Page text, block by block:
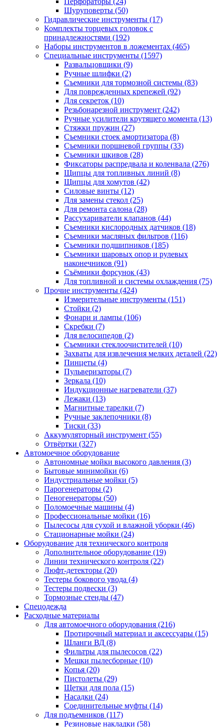
Шуруповерты (50)
Гидравлические инструменты (17)
Комплекты торцевых головок с
принадлежностями (192)
Наборы инструментов в ложементах (465)
Специальные инструменты (1597)
Развальцовщики (9)
Ручные шлифки (2)
Съемники для тормозной системы (83)
Для поврежденных крепежей (92)
Для секреток (10)
Резьбонарезной инструмент (242)
Ручные усилители крутящего момента (13)
Стяжки пружин (27)
Съемники стоек амортизатора (8)
Съемники поршневой группы (33)
Съемники шкивов (28)
Фиксаторы распредвала и коленвала (276)
Щипцы для топливных линий (8)
Щипцы для хомутов (42)
Силовые винты (12)
Для замены стекол (25)
Для ремонта салона (28)
Рассухариватели клапанов (44)
Съемники кислородных датчиков (18)
Съемники масляных фильтров (116)
Съемники подшипников (185)
Съемники шаровых опор и рулевых
наконечников (91)
Съёмники форсунок (43)
Для топливной и системы охлаждения (75)
Прочие инструменты (424)
Измерительные инструменты (151)
Стойки (2)
Фонари и лампы (106)
Скребки (7)
Для велосипедов (2)
Съемники стеклоочистителей (10)
Захваты для извлечения мелких деталей (22)
Пинцеты (4)
Пульверизаторы (7)
Зеркала (10)
Индукционные нагреватели (37)
Лежаки (13)
Магнитные тарелки (7)
Ручные заклепочники (8)
Тиски (33)
Аккумуляторный инструмент (55)
Отвёртки (327)
Автомоечное оборудование
Автономные мойки высокого давления (3)
Бытовые минимойки (6)
Индустриальные мойки (5)
Парогенераторы (2)
Пеногенераторы (50)
Поломоечные машины (4)
Профессиональные мойки (16)
Пылесосы для сухой и влажной уборки (46)
Стационарные мойки (24)
Оборудование для технического контроля
Дополнительное оборудование (19)
Линии технического контроля (22)
Люфт-детекторы (20)
Тестеры бокового увода (4)
Тестеры подвески (3)
Тормозные стенды (47)
Спецодежда
Расходные материалы
Для автомоечного оборудования (216)
Протирочный материал и аксессуары (15)
Шланги ВД (8)
Фильтры для пылесосов (22)
Мешки пылесборные (10)
Копья (20)
Пистолеты (29)
Щетки для пола (15)
Насадки (24)
Соединительные муфты (14)
Для подъемников (117)
Резиновые накладки (58)